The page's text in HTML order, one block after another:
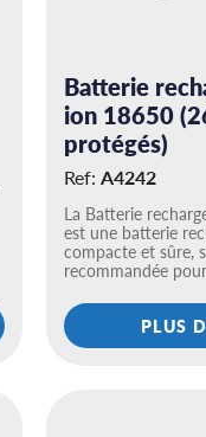
Batterie
ion 18650
protégés)
Ref: A4242
La Batterie
est une batterie
compacte et sûre,
recommandée
PLUS